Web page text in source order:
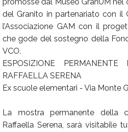
del Granito in partenariato con il
l’Associazione GAM con il
che gode del sostegno della
VCO.
ESPOSIZIONE
RAFFAELLA SERENA
Ex scuole elementari - Via Monte
La mostra permanente della
Raffaella Serena, sarà visitabile